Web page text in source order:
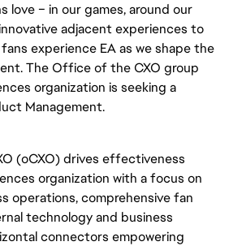
love – in our games, around our
adjacent experiences to
experience EA as we shape the
The Office of the CXO group
organization is seeking a
Management.
(oCXO) drives effectiveness
organization with a focus on
operations, comprehensive fan
technology and business
connectors empowering